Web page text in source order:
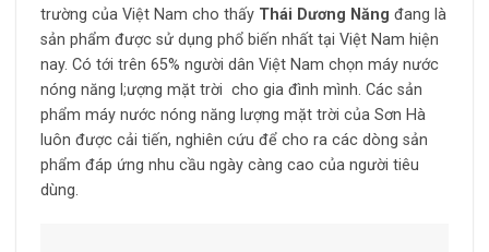
trường của Việt Nam cho thấy Thái Dương Năng đang là
sản phẩm được sử dụng phổ biến nhất tại Việt Nam hiện
nay. Có tới trên 65% người dân Việt Nam chọn máy nước
nóng năng l;ượng mặt trời cho gia đình mình. Các sản
phẩm máy nước nóng năng lượng mặt trời của Sơn Hà
luôn được cải tiến, nghiên cứu để cho ra các dòng sản
phẩm đáp ứng nhu cầu ngày càng cao của người tiêu
dùng.